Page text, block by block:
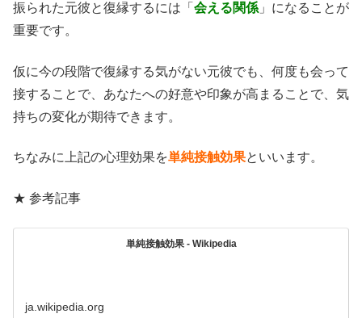
振られた元彼と復縁するには「 会える関係」になることが
重要です。
仮に今の段階で復縁する気がない元彼でも、何度も会って
接することで、あなたへの好意や印象が高まることで、気
持ちの変化が期待できます。
ちなみに上記の心理効果を単純接触効果といいます。
★ 参考記事
単純接触効果 - Wikipedia
ja.wikipedia.org